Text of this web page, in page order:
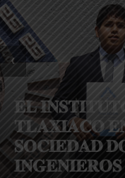
𝐄𝐋
𝐓𝐋𝐀𝐗𝐈𝐀𝐂𝐎
𝐒𝐎𝐂𝐈𝐄𝐃𝐀𝐃
𝐈𝐍𝐆𝐄𝐍𝐈𝐄𝐑𝐎𝐒
‹